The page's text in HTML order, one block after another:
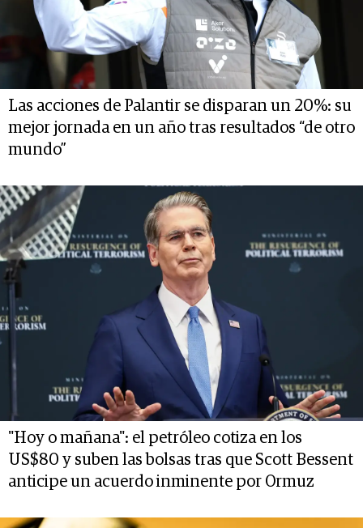
Las acciones de Palantir se disparan un 20%: su
mejor jornada en un año tras resultados “de otro
mundo”
"Hoy o mañana": el petróleo cotiza en los
US$80 y suben las bolsas tras que Scott Bessent
anticipe un acuerdo inminente por Ormuz